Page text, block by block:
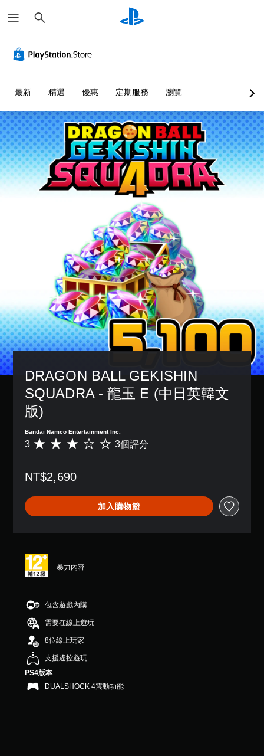
尋
最新 精選 優惠 定期服務 瀏覽
DRAGON BALL GEKISHIN
SQUADRA - 龍玉 E (中日英韓文
版)
Bandai Namco Entertainment Inc.
平
分
3
顆
星
5
顆
，
3
則
評
分
3 3個評分
NT$2,690
加入購物籃
暴力內容
包含遊戲內購
需要在線上遊玩
8位線上玩家
支援遙控遊玩
PS4版本
DUALSHOCK 4震動功能